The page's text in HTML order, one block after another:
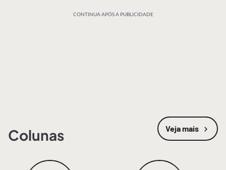
CONTINUA APÓS A PUBLICIDADE
Colunas Veja mais